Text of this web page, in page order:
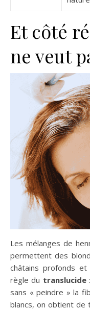
Et côté
ne veut
Les mélanges de
permettent des
châtains profonds
règle du translucide
sans « peindre » la
blancs, on obtient de